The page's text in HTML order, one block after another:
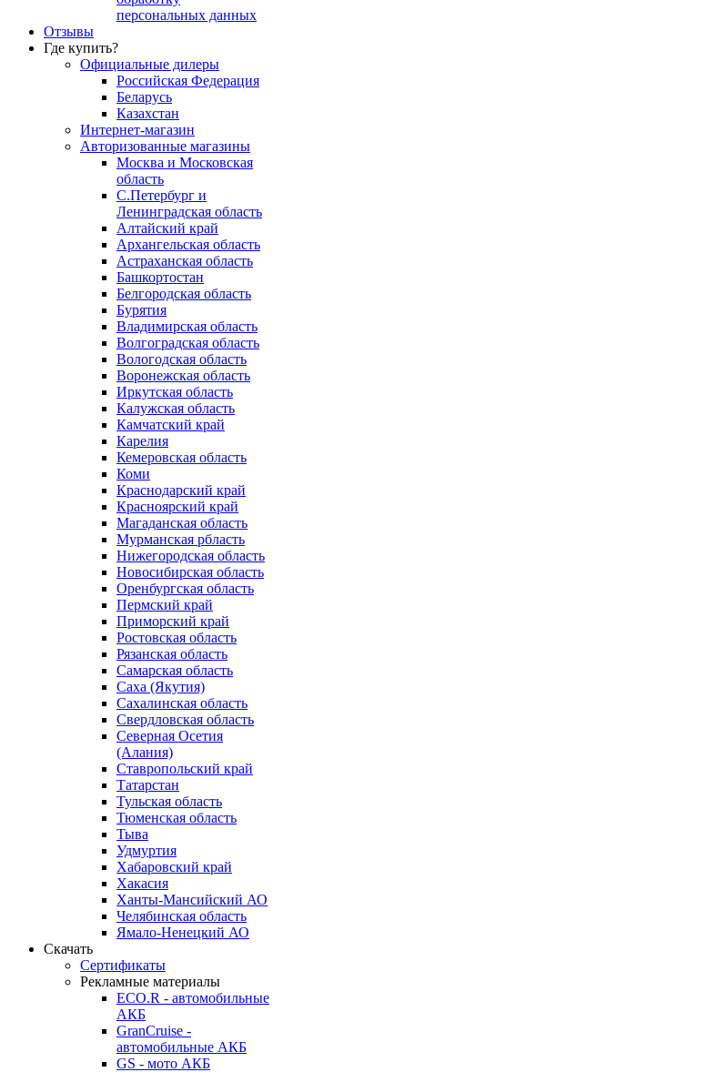
персональных данных
Отзывы
Где купить?
Официальные дилеры
Российская Федерация
Беларусь
Казахстан
Интернет-магазин
Авторизованные магазины
Москва и Московская
область
С.Петербург и
Ленинградская область
Алтайский край
Архангельская область
Астраханская область
Башкортостан
Белгородская область
Бурятия
Владимирская область
Волгоградская область
Вологодская область
Воронежская область
Иркутская область
Калужская область
Камчатский край
Карелия
Кемеровская область
Коми
Краснодарский край
Красноярский край
Магаданская область
Мурманская рбласть
Нижегородская область
Новосибирская область
Оренбургская область
Пермский край
Приморский край
Ростовская область
Рязанская область
Самарская область
Саха (Якутия)
Сахалинская область
Свердловская область
Северная Осетия
(Алания)
Ставропольский край
Татарстан
Тульская область
Тюменская область
Тыва
Удмуртия
Хабаровский край
Хакасия
Ханты-Мансийский АО
Челябинская область
Ямало-Ненецкий АО
Скачать
Сертификаты
Рекламные материалы
ECO.R - автомобильные
АКБ
GranCruise -
автомобильные АКБ
GS - мото АКБ